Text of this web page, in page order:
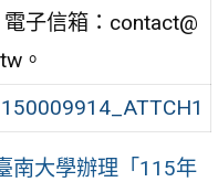
子信箱：contact@
。
南大學辦理「115年